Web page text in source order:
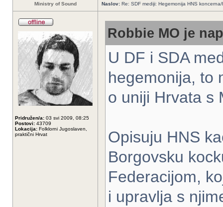
Ministry of Sound Naslov: Re: SDF mediji: Hegemonija HNS
Pridružen/a: 03 svi 2009, 08:25
Postovi: 43709
Lokacija: Folklorni Jugoslaven,
praktični Hrvat
Robbie MO je
U DF i SDA
hegemonija, to
o uniji Hrvata s
Opisuju HNS
Borgovsku
Federacijom,
i upravlja s